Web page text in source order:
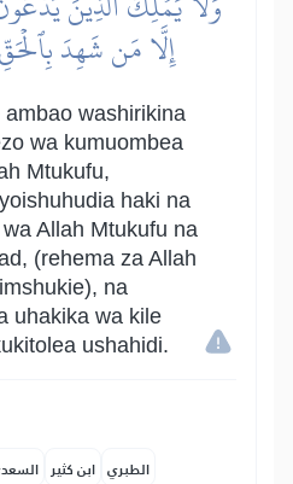
إِلَّا مَن شَهِدَ
washirikina
wa kumuombea
Mtukufu,
haki na
Allah Mtukufu na
(rehema za Allah
na
uhakika wa kile
ushahidi.
ابن كثير الطبري